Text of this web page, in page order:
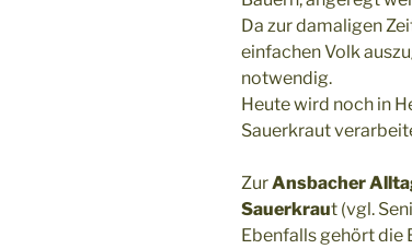
Da zur damaligen
einfachen Volk
notwendig.
Heute wird noch in
Sauerkraut
ZurAnsbacher
Sauerkraut (vgl.
Ebenfalls gehört die